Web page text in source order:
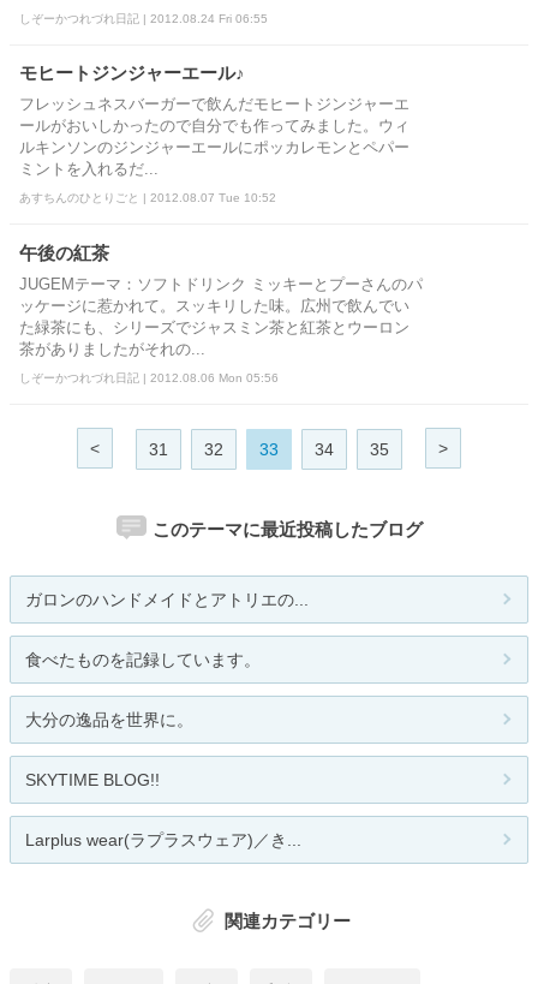
しぞーかつれづれ日記 | 2012.08.24 Fri 06:55
モヒートジンジャーエール♪
フレッシュネスバーガーで飲んだモヒートジンジャーエ
ールがおいしかったので自分でも作ってみました。ウィ
ルキンソンのジンジャーエールにポッカレモンとペパー
ミントを入れるだ...
あすちんのひとりごと | 2012.08.07 Tue 10:52
午後の紅茶
JUGEMテーマ：ソフトドリンク ミッキーとプーさんのパ
ッケージに惹かれて。スッキリした味。広州で飲んでい
た緑茶にも、シリーズでジャスミン茶と紅茶とウーロン
茶がありましたがそれの...
しぞーかつれづれ日記 | 2012.08.06 Mon 05:56
< 31 32 33 34 35 >
このテーマに最近投稿したブログ
ガロンのハンドメイドとアトリエの...
食べたものを記録しています。
大分の逸品を世界に。
SKYTIME BLOG!!
Larplus wear(ラプラスウェア)／き...
関連カテゴリー